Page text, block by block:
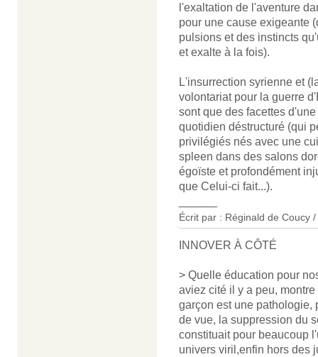
l'exaltation de l'aventure
pour une cause exigeante
pulsions et des instincts
et exalte à la fois).
L'insurrection syrienne et
volontariat pour la guerre
sont que des facettes
quotidien déstructuré (qui
privilégiés nés avec une
spleen dans des salons
égoïste et profondément
que Celui-ci fait...).
Écrit par : Réginald de Coucy
INNOVER À CÔTÉ
> Quelle éducation pour
aviez cité il y a peu,
garçon est une pathologie,
de vue, la suppression du
constituait pour beaucoup
univers viril,enfin hors des